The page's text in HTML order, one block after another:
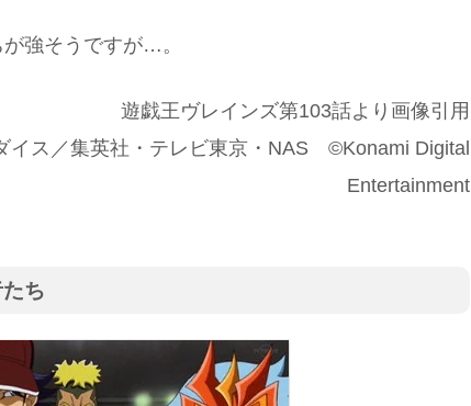
強そうですが…。
遊戯王ヴレインズ第103話より画像引用
ス／集英社・テレビ東京・NAS ©Konami Digital
Entertainment
ち